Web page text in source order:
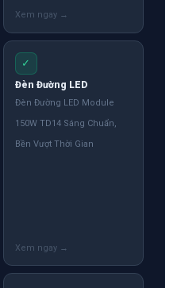
✓
Đèn Đường LED
Đèn Đường LED Module
150W TD14 Sáng Chuẩn,
Bền Vượt Thời Gian